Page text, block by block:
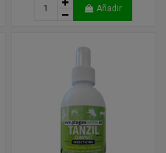
Añadir